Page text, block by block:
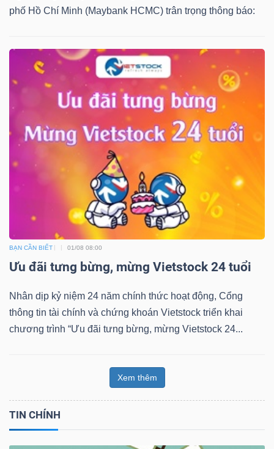
phố Hồ Chí Minh (Maybank HCMC) trân trọng thông báo:
BẠN CẦN BIẾT 01/08 08:00
Ưu đãi tưng bừng, mừng Vietstock 24 tuổi
Nhân dịp kỷ niệm 24 năm chính thức hoạt động, Cổng
thông tin tài chính và chứng khoán Vietstock triển khai
chương trình “Ưu đãi tưng bừng, mừng Vietstock 24...
Xem thêm
TIN CHÍNH